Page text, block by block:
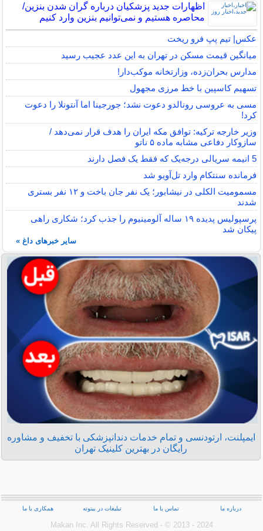
اظهارات جدید پزشکیان درباره گران شدن بنزین/
محاصره هستیم و نمی‌توانیم بنزین وارد کنیم
عکس| تیم پپ فرو ریخت
میانگین قیمت مسکن در تهران به این عدد عجیب رسید
مدارس بحران‌زده، وزارتخانه موکب‌دار!
تسهیم کاسپین با خط مرزی مجهول
مسی به عروسی رونالدو دعوت نشد؛ جورجینا اما آنتونلا را دعوت
کرد!
وزیر خارجه ترکیه: توافق مکه ایران را هدف قرار نمی‌دهد /
سازوکار دفاعی مشابه ماده ۵ ناتو
5 انیمه سریالی درجه‌یک که فقط یک فصل دارند
فرمانده سنتکام وارد تل‌آویو شد
مسمومیت الکلی در نیشابور؛ یک نفر جان باخت و ۱۲ نفر بستری
شدند
پرسپولیس پدیده ۱۹ ساله آلومینیوم را جذب کرد؛ شکاری راهی
پیکان شد
سایر خبرهای داغ »
ایمپلنت، ارتودنسی و تمام خدمات دندانپزشکی با تخفیف و مشاوره
رایگان در بهترین کلینیک تهران
درباره ما تماس با ما تبلیغات در بیتوته همکاری با ما
Makan Inc.‎ All Rights Reserved - © 2013 - 2024